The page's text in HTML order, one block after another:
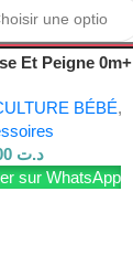
Et Peigne 0m+
BÉBÉ,
د.ت
sur WhatsApp